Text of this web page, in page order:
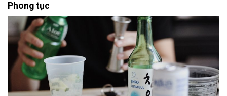
Phong tục